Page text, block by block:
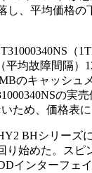
し、平均価格の
（
平均故障間隔）
のキャッシュ
の実
ため、価格表に
BHシリーズ
り始めた。ス
インターフェ